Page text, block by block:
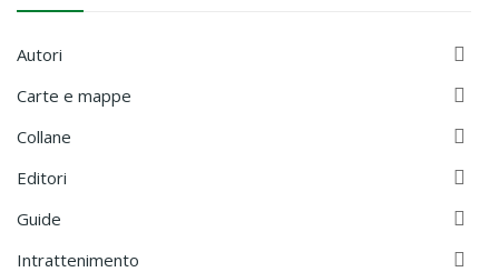
Autori

Carte e mappe

Collane

Editori

Guide

Intrattenimento
